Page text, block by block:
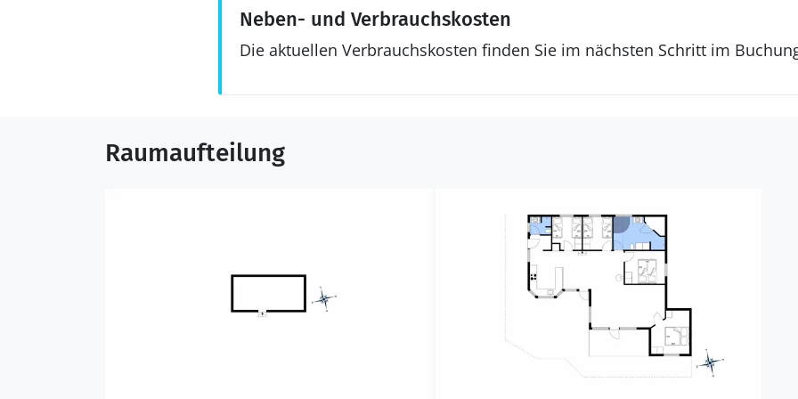
Neben- und Verbrauchskosten
Die aktuellen Verbrauchskosten finden Sie im nächsten Schritt im
Raumaufteilung